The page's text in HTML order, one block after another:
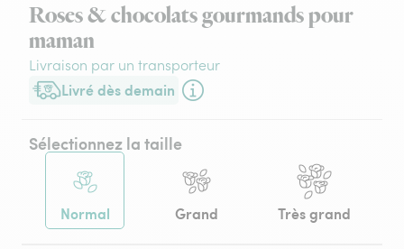
Roses & chocolats gourmands pour
maman
Livraison par un transporteur
Livré dès demain
Livraison dès demain (pour toute commande passée avant
Sélectionnez la taille
Normal Grand Très grand